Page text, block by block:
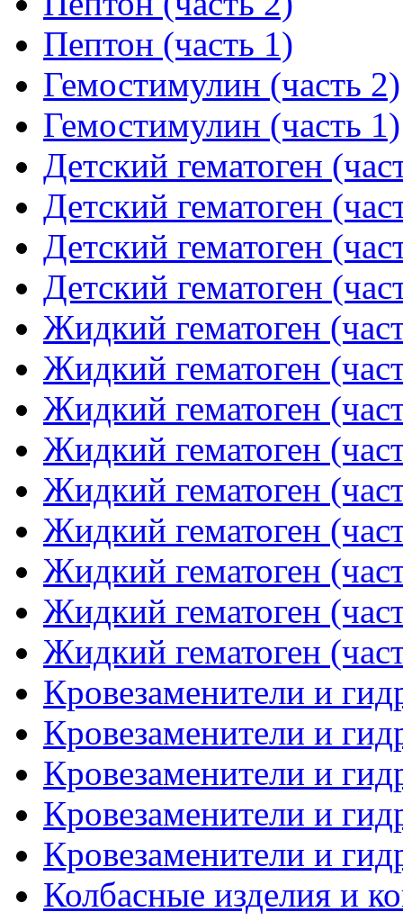
Пептон (часть 1)
Гемостимулин (часть 2)
Гемостимулин (часть 1)
Детский гематоген
Детский гематоген
Детский гематоген
Детский гематоген
Жидкий гематоген
Жидкий гематоген
Жидкий гематоген
Жидкий гематоген
Жидкий гематоген
Жидкий гематоген
Жидкий гематоген
Жидкий гематоген
Жидкий гематоген
Кровезаменители и
Кровезаменители и
Кровезаменители и
Кровезаменители и
Кровезаменители и
Колбасные изделия и